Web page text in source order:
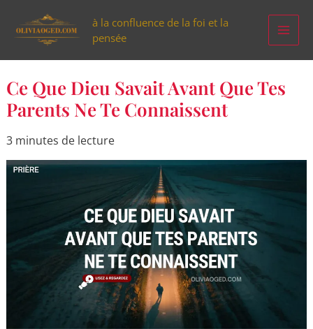
contenu
à la confluence de la foi et la
pensée
Ce Que Dieu Savait Avant Que Tes
Parents Ne Te Connaissent
3 minutes de lecture
Ce
Que
Dieu
Savait
Que
Tes
Parents
Ne